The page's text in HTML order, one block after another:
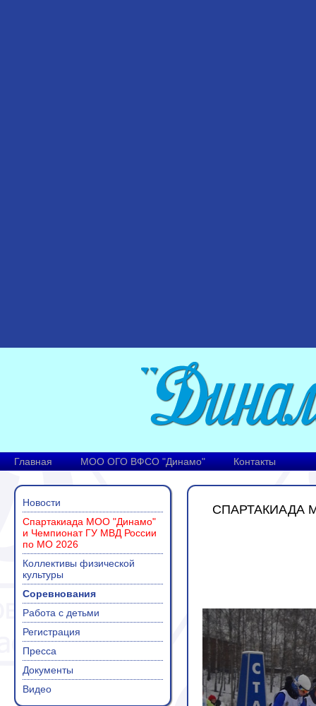
Главная МОО ОГО ВФСО "Динамо" Контакты
Новости
Спартакиада МОО "Динамо"
и Чемпионат ГУ МВД России
по МО 2026
Коллективы физической
культуры
Соревнования
Работа с детьми
Регистрация
Пресса
Документы
Видео
СПАРТАКИАДА